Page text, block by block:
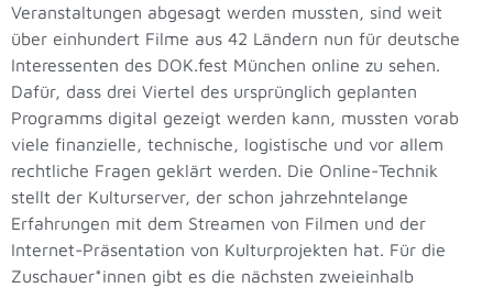
Veranstaltungen abgesagt werden mussten, sind weit
über einhundert Filme aus 42 Ländern nun für deutsche
Interessenten des DOK.fest München online zu sehen.
Dafür, dass drei Viertel des ursprünglich geplanten
Programms digital gezeigt werden kann, mussten vorab
viele finanzielle, technische, logistische und vor allem
rechtliche Fragen geklärt werden. Die Online-Technik
stellt der Kulturserver, der schon jahrzehntelange
Erfahrungen mit dem Streamen von Filmen und der
Internet-Präsentation von Kulturprojekten hat. Für die
Zuschauer*innen gibt es die nächsten zweieinhalb